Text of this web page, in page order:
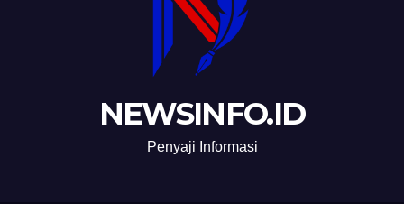
NEWSINFO.ID
Penyaji Informasi